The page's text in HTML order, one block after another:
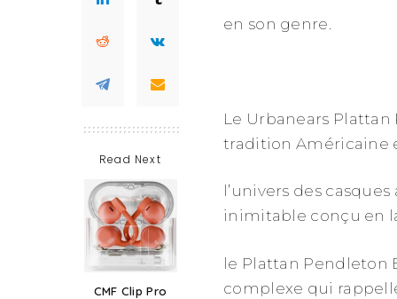
Read Next
CMF Clip Pro
en son genre.
Le Urbanears
tradition Américaine
l’univers des
inimitable conçu en
le Plattan Pendleton
complexe qui